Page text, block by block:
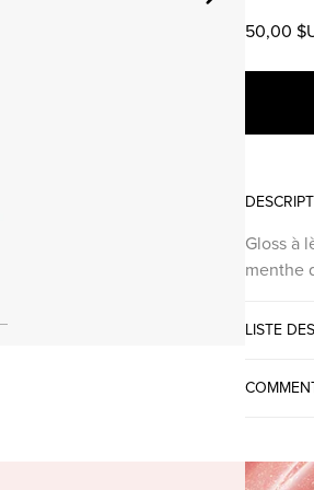
50,00
Gloss à
menthe
LISTE